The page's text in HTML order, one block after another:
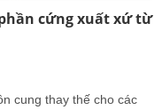
cứng xuất xứ từ
cung thay thế cho các